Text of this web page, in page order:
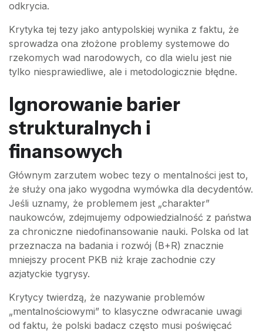
odkrycia.
Krytyka tej tezy jako antypolskiej wynika z faktu, że
sprowadza ona złożone problemy systemowe do
rzekomych wad narodowych, co dla wielu jest nie
tylko niesprawiedliwe, ale i metodologicznie błędne.
Ignorowanie barier
strukturalnych i
finansowych
Głównym zarzutem wobec tezy o mentalności jest to,
że służy ona jako wygodna wymówka dla decydentów.
Jeśli uznamy, że problemem jest „charakter”
naukowców, zdejmujemy odpowiedzialność z państwa
za chroniczne niedofinansowanie nauki. Polska od lat
przeznacza na badania i rozwój (B+R) znacznie
mniejszy procent PKB niż kraje zachodnie czy
azjatyckie tygrysy.
Krytycy twierdzą, że nazywanie problemów
„mentalnościowymi” to klasyczne odwracanie uwagi
od faktu, że polski badacz często musi poświęcać